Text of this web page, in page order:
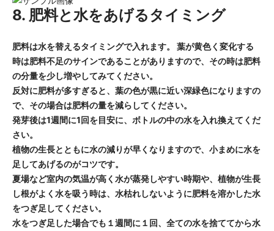
8. 肥料と水をあげるタイミング
肥料は水を替えるタイミングで入れます。 葉が黄色く変化する
時は肥料不足のサインであることがありますので、その時は肥料
の分量を少し増やしてみてください。
反対に肥料が多すぎると、葉の色が黒に近い深緑色になりますの
で、その場合は肥料の量を減らしてください。
発芽後は1週間に1回を目安に、ボトルの中の水を入れ換えてくだ
さい。
植物の生長とともに水の減りが早くなりますので、小まめに水を
足してあげるのがコツです。
夏場など室内の気温が高く水が蒸発しやすい時期や、植物が生長
し根がよく水を吸う時は、水枯れしないように肥料を溶かした水
をつぎ足してください。
水をつぎ足した場合でも１週間に１回、全ての水を捨ててから水